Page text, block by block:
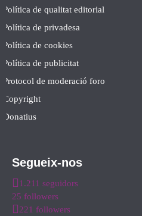
Política de qualitat editorial
Política de privadesa
Política de cookies
Política de publicitat
Protocol de moderació foro
Copyright
Donatius
Segueix-nos
1.211 seguidors
25 followers
221 followers